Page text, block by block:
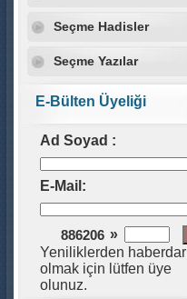
Seçme Hadisler
Seçme Yazılar
E-Bülten Üyeliği
Ad Soyad :
E-Mail:
886206 »
Yeniliklerden haberdar
olmak için lütfen üye
olunuz.